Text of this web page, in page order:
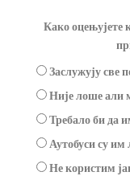
Како оцењујете
Заслужују све
Није лоше али
Требало би да
Аутобуси су им
Не користим